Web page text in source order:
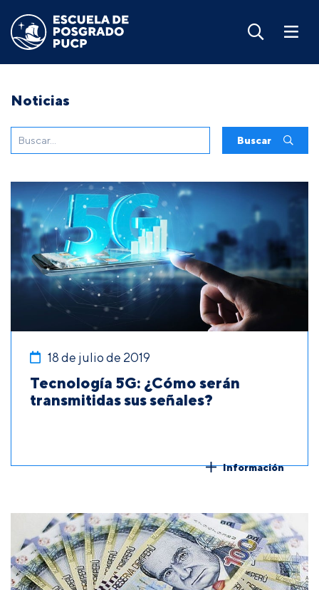
Noticias
Buscar
18 de julio de 2019
Tecnología 5G: ¿Cómo serán
transmitidas sus señales?
Información